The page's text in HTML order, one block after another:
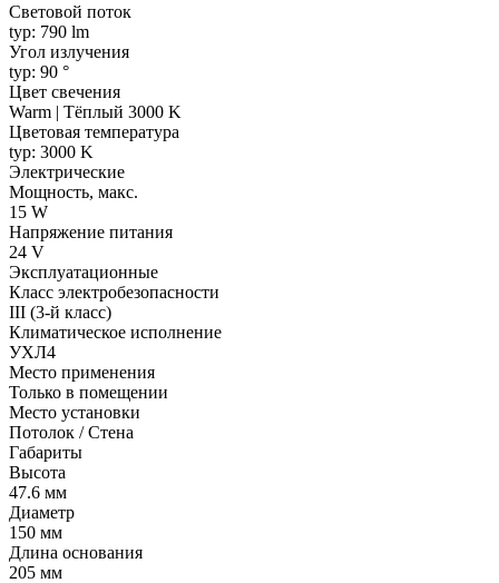
Световой поток
typ: 790 lm
Угол излучения
typ: 90 °
Цвет свечения
Warm | Тёплый 3000 K
Цветовая температура
typ: 3000 K
Электрические
Мощность, макс.
15 W
Напряжение питания
24 V
Эксплуатационные
Класс электробезопасности
III (3-й класс)
Климатическое исполнение
УХЛ4
Место применения
Только в помещении
Место установки
Потолок / Cтена
Габариты
Высота
47.6 мм
Диаметр
150 мм
Длина основания
205 мм